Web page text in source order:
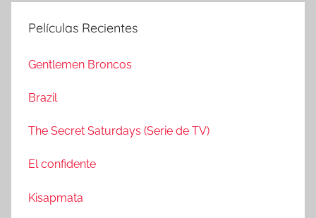
a
:
u
Películas Recientes
Gentlemen Broncos
Brazil
The Secret Saturdays (Serie de TV)
El confidente
Kisapmata